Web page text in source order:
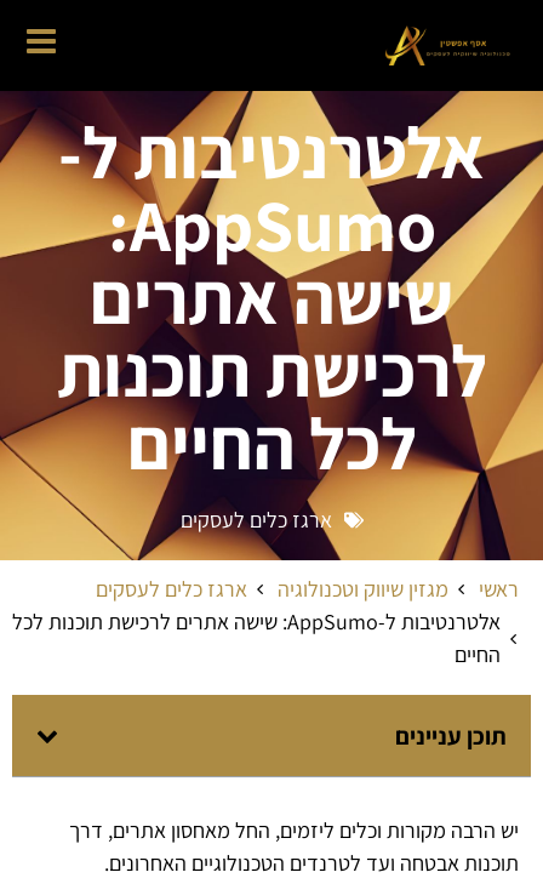
אלטרנטיבות ל-
AppSumo:
שישה אתרים
לרכישת תוכנות
לכל החיים
ארגז כלים לעסקים
ראשי מגזין שיווק וטכנולוגיה
ארגז כלים לעסקים
אלטרנטיבות ל-AppSumo: שישה אתרים לרכישת תוכנות לכל
החיים
תוכן עניינים
יש הרבה מקורות וכלים ליזמים, החל מאחסון אתרים, דרך
תוכנות אבטחה ועד לטרנדים הטכנולוגיים האחרונים.